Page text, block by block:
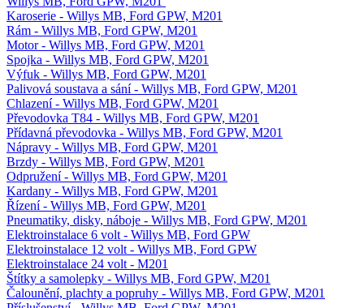
Karoserie - Willys MB, Ford GPW, M201
Rám - Willys MB, Ford GPW, M201
Motor - Willys MB, Ford GPW, M201
Spojka - Willys MB, Ford GPW, M201
Výfuk - Willys MB, Ford GPW, M201
Palivová soustava a sání - Willys MB, Ford GPW, M201
Chlazení - Willys MB, Ford GPW, M201
Převodovka T84 - Willys MB, Ford GPW, M201
Přídavná převodovka - Willys MB, Ford GPW, M201
Nápravy - Willys MB, Ford GPW, M201
Brzdy - Willys MB, Ford GPW, M201
Odpružení - Willys MB, Ford GPW, M201
Kardany - Willys MB, Ford GPW, M201
Řízení - Willys MB, Ford GPW, M201
Pneumatiky, disky, náboje - Willys MB, Ford GPW, M201
Elektroinstalace 6 volt - Willys MB, Ford GPW
Elektroinstalace 12 volt - Willys MB, Ford GPW
Elektroinstalace 24 volt - M201
Štítky a samolepky - Willys MB, Ford GPW, M201
Čalounění, plachty a popruhy - Willys MB, Ford GPW, M201